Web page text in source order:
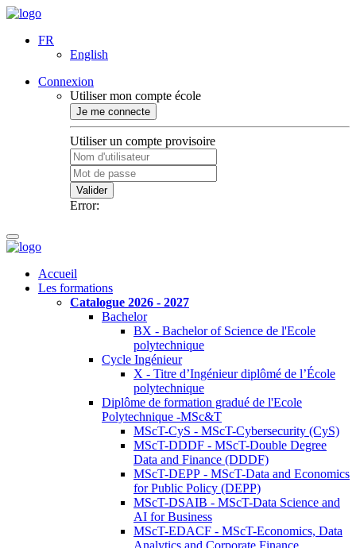
FR
English
Connexion
Utiliser mon compte école
Je me connecte
Utiliser un compte provisoire
Valider
Error:
Accueil
Les formations
Catalogue 2026 - 2027
Bachelor
BX - Bachelor of Science de l'Ecole
polytechnique
Cycle Ingénieur
X - Titre d’Ingénieur diplômé de l’École
polytechnique
Diplôme de formation gradué de l'Ecole
Polytechnique -MSc&T
MScT-CyS - MScT-Cybersecurity (CyS)
MScT-DDDF - MScT-Double Degree
Data and Finance (DDDF)
MScT-DEPP - MScT-Data and Economics
for Public Policy (DEPP)
MScT-DSAIB - MScT-Data Science and
AI for Business
MScT-EDACF - MScT-Economics, Data
Analytics and Corporate Finance